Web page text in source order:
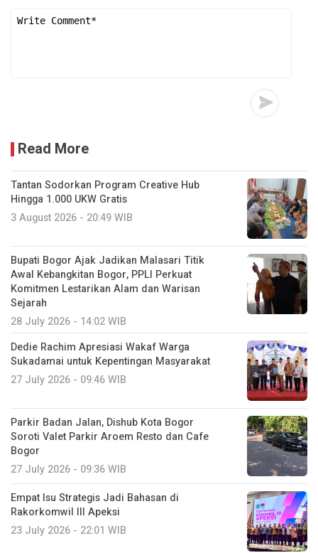
Read More
Tantan Sodorkan Program Creative Hub
Hingga 1.000 UKW Gratis
3 August 2026 - 20:49 WIB
Bupati Bogor Ajak Jadikan Malasari Titik
Awal Kebangkitan Bogor, PPLI Perkuat
Komitmen Lestarikan Alam dan Warisan
Sejarah
28 July 2026 - 14:02 WIB
Dedie Rachim Apresiasi Wakaf Warga
Sukadamai untuk Kepentingan Masyarakat
27 July 2026 - 09:46 WIB
Parkir Badan Jalan, Dishub Kota Bogor
Soroti Valet Parkir Aroem Resto dan Cafe
Bogor
27 July 2026 - 09:36 WIB
Empat Isu Strategis Jadi Bahasan di
Rakorkomwil III Apeksi
23 July 2026 - 22:01 WIB